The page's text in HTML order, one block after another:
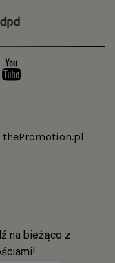
thePromotion.pl